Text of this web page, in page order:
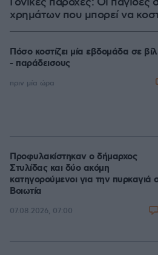
χρημάτων που μπορεί να
Πόσο κοστίζει μία εβδομάδα σε
- παράδεισους
πριν μία ώρα
Προφυλακίστηκαν ο δήμαρχος
Στυλίδας και δύο ακόμη
κατηγορούμενοι για την πυρκαγιά
Βοιωτία
07.08.2026, 07:00